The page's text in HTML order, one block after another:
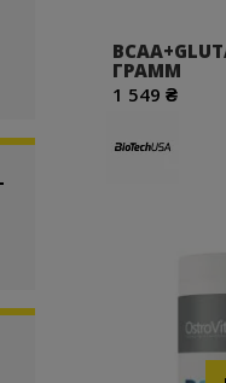
КАК
В магазине
ГРАММ
1 549 ₴